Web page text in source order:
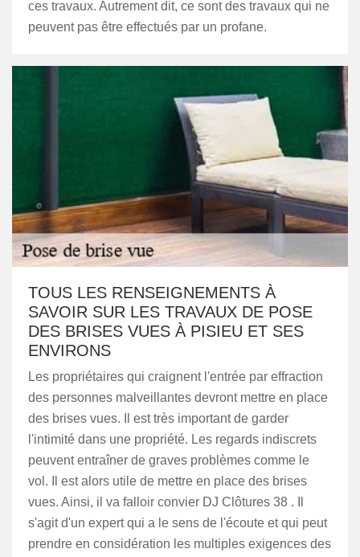
ces travaux. Autrement dit, ce sont des travaux qui ne
peuvent pas être effectués par un profane.
TOUS LES RENSEIGNEMENTS À
SAVOIR SUR LES TRAVAUX DE POSE
DES BRISES VUES À PISIEU ET SES
ENVIRONS
Les propriétaires qui craignent l'entrée par effraction
des personnes malveillantes devront mettre en place
des brises vues. Il est très important de garder
l'intimité dans une propriété. Les regards indiscrets
peuvent entraîner de graves problèmes comme le
vol. Il est alors utile de mettre en place des brises
vues. Ainsi, il va falloir convier DJ Clôtures 38 . Il
s'agit d'un expert qui a le sens de l'écoute et qui peut
prendre en considération les multiples exigences des